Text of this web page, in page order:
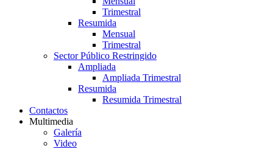
Trimestral
Resumida
Mensual
Trimestral
Sector Público Restringido
Ampliada
Ampliada Trimestral
Resumida
Resumida Trimestral
Contactos
Multimedia
Galería
Video